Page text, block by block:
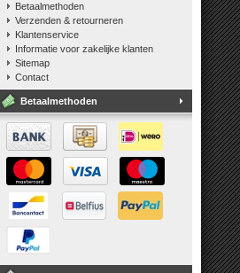
Betaalmethoden
Verzenden & retourneren
Klantenservice
Informatie voor zakelijke klanten
Sitemap
Contact
Betaalmethoden